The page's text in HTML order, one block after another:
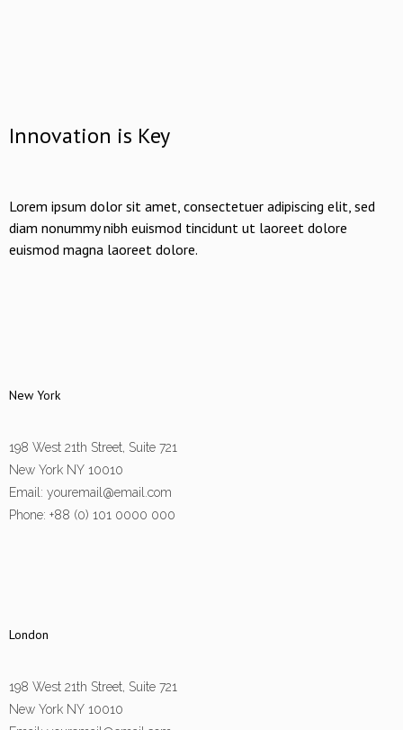
Innovation is Key
Lorem ipsum dolor sit amet, consectetuer adipiscing elit, sed
diam nonummy nibh euismod tincidunt ut laoreet dolore
euismod magna laoreet dolore.
New York
198 West 21th Street, Suite 721
New York NY 10010
Email: youremail@email.com
Phone: +88 (0) 101 0000 000
London
198 West 21th Street, Suite 721
New York NY 10010